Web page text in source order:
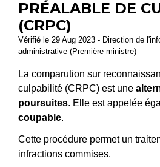
PRÉALABLE DE
(CRPC)
Vérifié le 29 Aug 2023 - Direction de
administrative (Première ministre)
La comparution sur
culpabilité (CRPC) est une
poursuites. Elle est appelée
coupable.
Cette procédure permet un
infractions commises.